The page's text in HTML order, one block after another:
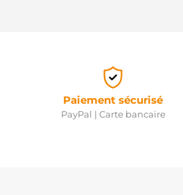
Paiement sécurisé
PayPal | Carte bancaire